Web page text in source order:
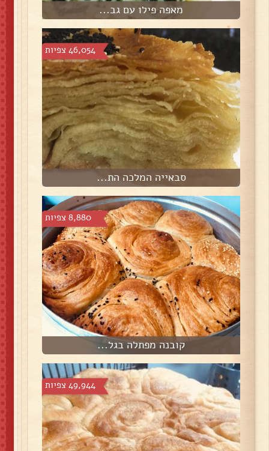
מאפה פילו עם גב...
46,054 צפיות
סבאייה המלכה הת...
8,880 צפיות
קובנה מפתלה בגל...
49,944 צפיות